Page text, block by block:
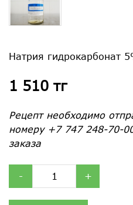
Натрия гидрокарбонат
1 510 тг
Рецепт необходимо
номеру +7 747 248-70-
заказа
- +